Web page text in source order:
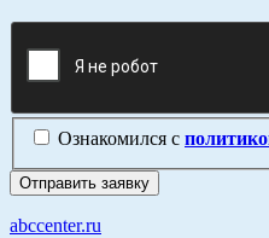
Ознакомился с
abccenter.ru